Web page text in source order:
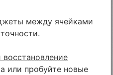
между ячейками
или пробуйте новые